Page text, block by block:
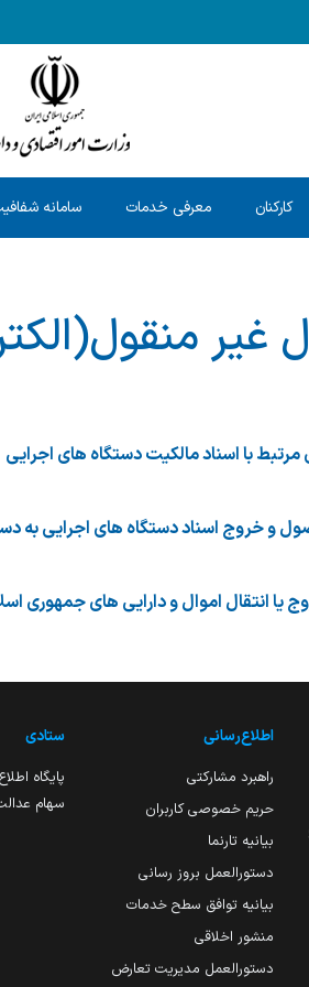
کارکنان معرفی خدمات سامانه
غیر
اطلاع‌رسانی
راهبرد مشارکتی
حریم خصوصی کاربران
بیانیه تارنما
دستورالعمل بروز رسانی
بیانیه توافق سطح خدمات
منشور اخلاقی
دستورالعمل مدیریت تعارض
ستادی
پایگاه
سهام